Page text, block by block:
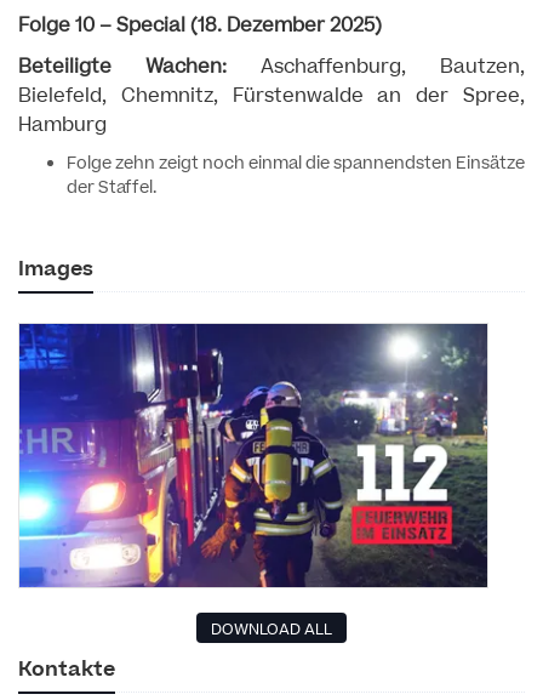
Folge 10 – Special (18. Dezember 2025)
Beteiligte Wachen: Aschaffenburg, Bautzen,
Bielefeld, Chemnitz, Fürstenwalde an der Spree,
Hamburg
Folge zehn zeigt noch einmal die spannendsten Einsätze
der Staffel.
Images
DOWNLOAD ALL
Kontakte